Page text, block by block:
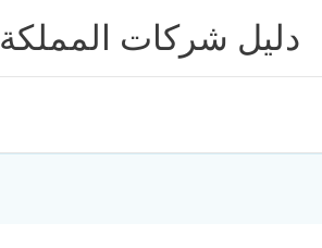
المحتوى
دليل شركات المملكة